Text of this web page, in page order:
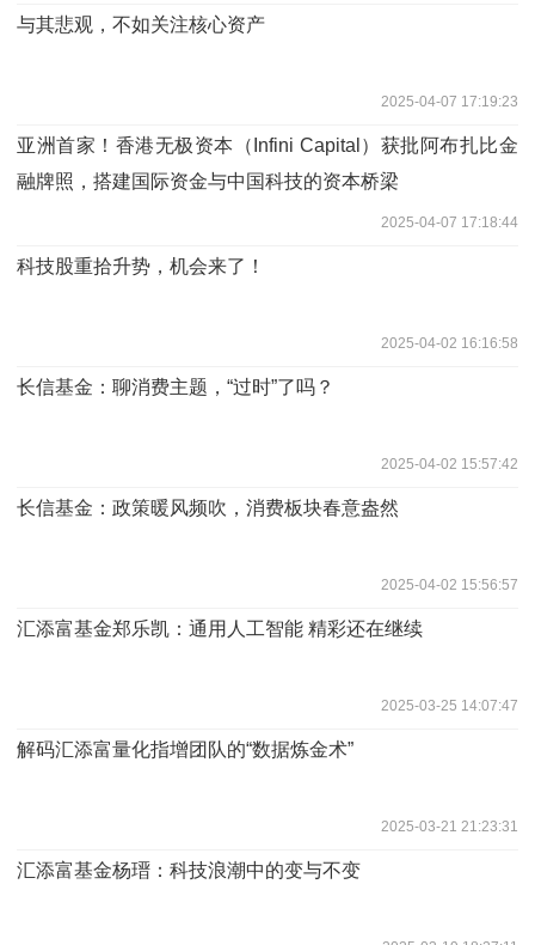
与其悲观，不如关注核心资产
2025-04-07 17:19:23
亚洲首家！香港无极资本（Infini Capital）获批阿布扎比金
融牌照，搭建国际资金与中国科技的资本桥梁
2025-04-07 17:18:44
科技股重拾升势，机会来了！
2025-04-02 16:16:58
长信基金：聊消费主题，“过时”了吗？
2025-04-02 15:57:42
长信基金：政策暖风频吹，消费板块春意盎然
2025-04-02 15:56:57
汇添富基金郑乐凯：通用人工智能 精彩还在继续
2025-03-25 14:07:47
解码汇添富量化指增团队的“数据炼金术”
2025-03-21 21:23:31
汇添富基金杨瑨：科技浪潮中的变与不变